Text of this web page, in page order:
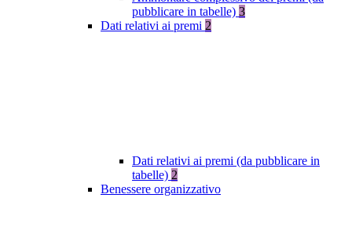
pubblicare in tabelle) 3
Dati relativi ai premi 2
Dati relativi ai premi (da pubblicare in
tabelle) 2
Benessere organizzativo